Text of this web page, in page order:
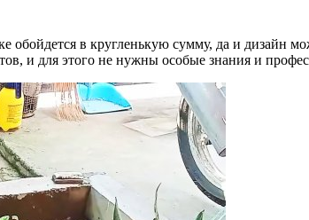
обойдется в кругленькую сумму, да и дизайн
и для этого не нужны особые знания и